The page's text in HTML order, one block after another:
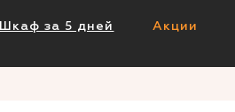
Шкаф за 5 дней Акции